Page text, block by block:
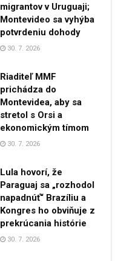
migrantov v Uruguaji;
Montevideo sa vyhýba
potvrdeniu dohody
30. 7. 2026
Riaditeľ MMF
prichádza do
Montevidea, aby sa
stretol s Orsi a
ekonomickým tímom
30. 7. 2026
Lula hovorí, že
Paraguaj sa „rozhodol
napadnúť“ Brazíliu a
Kongres ho obviňuje z
prekrúcania histórie
30. 7. 2026